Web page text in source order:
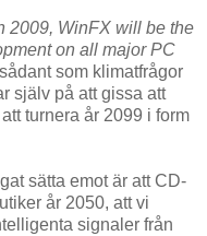
2009, WinFX will be the
on all major PC
som klimatfrågor
själv på att gissa att
turnera år 2099 i form
sätta emot är att CD-
år 2050, att vi
signaler från